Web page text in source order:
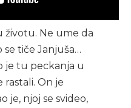
životu. Ne ume da
se tiče Janjuša…
je tu peckanja u
rastali. On je
je, njoj se svideo,